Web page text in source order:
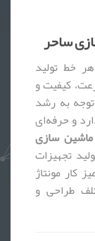
ساحر
خط تولید
کیفیت و
توجه به رشد
و حرفه‌ای
ماشین سازی
تجهیزات
کار مونتاژ
طراحی و